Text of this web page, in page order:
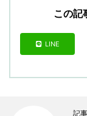
この記
LINE
記